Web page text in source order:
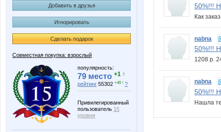
Добавить в друзья
Игнорировать
Сделать подарок
Совместная покупка: взрослый
популярность:
79 место +1 ↑
рейтинг 55302 +40 ↑ ?
Привилегированный
пользователь 15
уровня
50%!!!
Как
nabna
50%!!!
1208 р.
nabna
50%!!!
Нашла